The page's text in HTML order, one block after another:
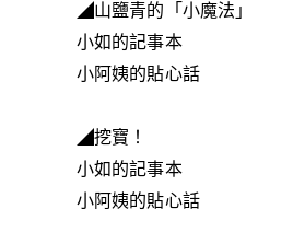
◢山鹽青的「小魔法」
小如的記事本
小阿姨的貼心話
◢挖寶！
小如的記事本
小阿姨的貼心話